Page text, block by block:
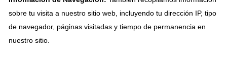
sobre tu visita a nuestro sitio web, incluyendo tu dirección IP, tipo
de navegador, páginas visitadas y tiempo de permanencia en
nuestro sitio.